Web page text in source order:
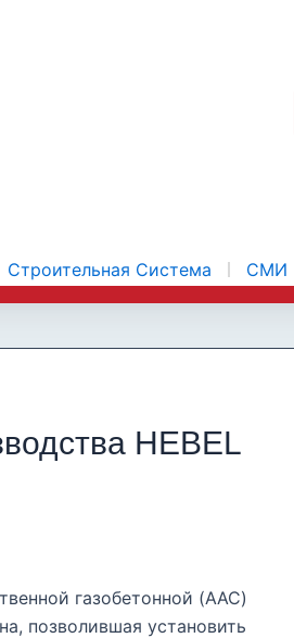
Строительная Система СМИ
HEBEL
газобетонной (AAC)
позволившая установить